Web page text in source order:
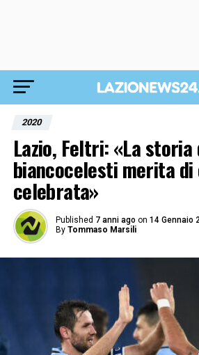
2020
Lazio, Feltri: «La storia
biancocelesti merita di
celebrata»
Published 7 anni ago on 14 Gennaio
By Tommaso Marsili